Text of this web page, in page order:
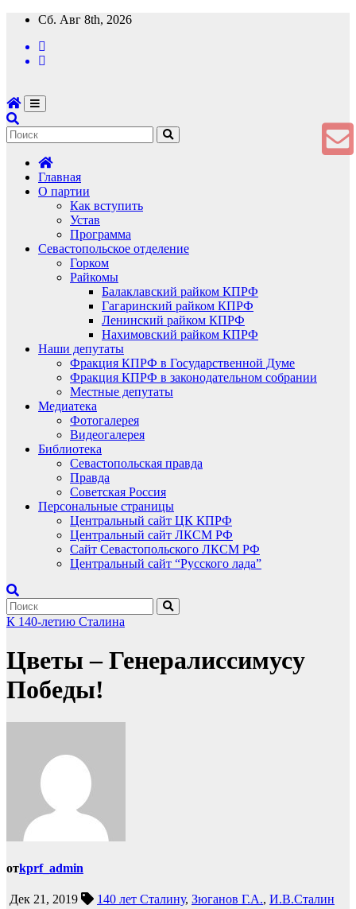
Перейти
содержимому
Сб. Авг 8th, 2026
Главная
О партии
Как вступить
Устав
Программа
Севастопольское отделение
Горком
Райкомы
Балаклавский райком КПРФ
Гагаринский райком КПРФ
Ленинский райком КПРФ
Нахимовский райком КПРФ
Наши депутаты
Фракция КПРФ в Государственной Думе
Фракция КПРФ в законодательном собрании
Местные депутаты
Медиатека
Фотогалерея
Видеогалерея
Библиотека
Севастопольская правда
Правда
Советская Россия
Персональные страницы
Центральный сайт ЦК КПРФ
Центральный сайт ЛКСМ РФ
Сайт Севастопольского ЛКСМ РФ
Центральный сайт “Русского лада”
К 140-летию Сталина
Цветы – Генералиссимусу
Победы!
отkprf_admin
Дек 21, 2019 140 лет Сталину, Зюганов Г.А., И.В.Сталин